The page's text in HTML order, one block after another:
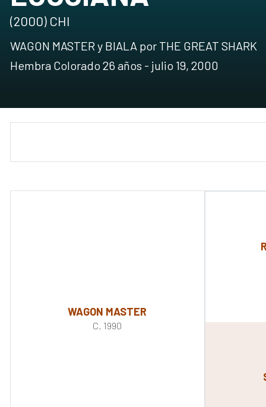
(2000) CHI
WAGON MASTER y BIALA por THE GREAT SHARK
Hembra Colorado 26 años - julio 19, 2000
WAGON MASTER
C. 1990